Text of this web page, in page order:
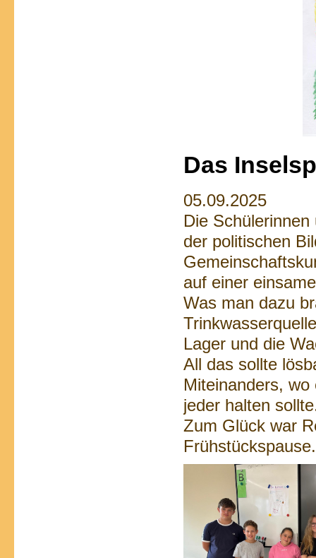
Das
05.09.2025
Die
der politischen
auf einer
Was man dazu
Lager und die
All das sollte
Miteinanders,
jeder halten
Zum Glück war
Frühstückspause.